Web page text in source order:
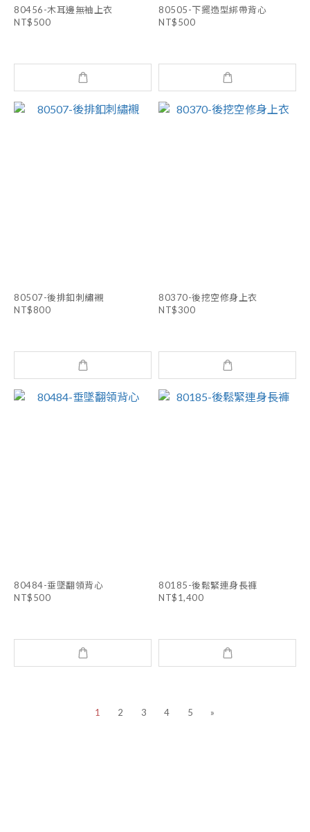
80456-木耳邊無袖上衣
NT$500
80505-下擺造型綁帶背心
NT$500
80507-後排釦刺繡襯
NT$800
80370-後挖空修身上衣
NT$300
80484-垂墜翻領背心
NT$500
80185-後鬆緊連身長褲
NT$1,400
1 2 3 4 5 »